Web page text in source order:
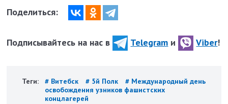
Поделиться:
Подписывайтесь на нас в Telegram и Viber!
Теги: # Витебск # 5й Полк
# Международный день
освобождения узников фашистских
концлагерей